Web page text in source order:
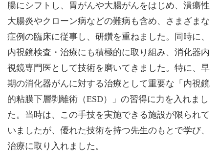
腸にシフトし、胃がんや大腸がんをはじめ、潰瘍性
大腸炎やクローン病などの難病も含め、さまざまな
症例の臨床に従事し、研鑽を重ねました。同時に、
内視鏡検査・治療にも積極的に取り組み、消化器内
視鏡専門医として技術を磨いてきました。特に、早
期の消化器がんに対する治療として重要な「内視鏡
的粘膜下層剥離術（ESD）」の習得に力を入れまし
た。当時は、この手技を実施できる施設が限られて
いましたが、優れた技術を持つ先生のもとで学び、
治療に取り入れました。